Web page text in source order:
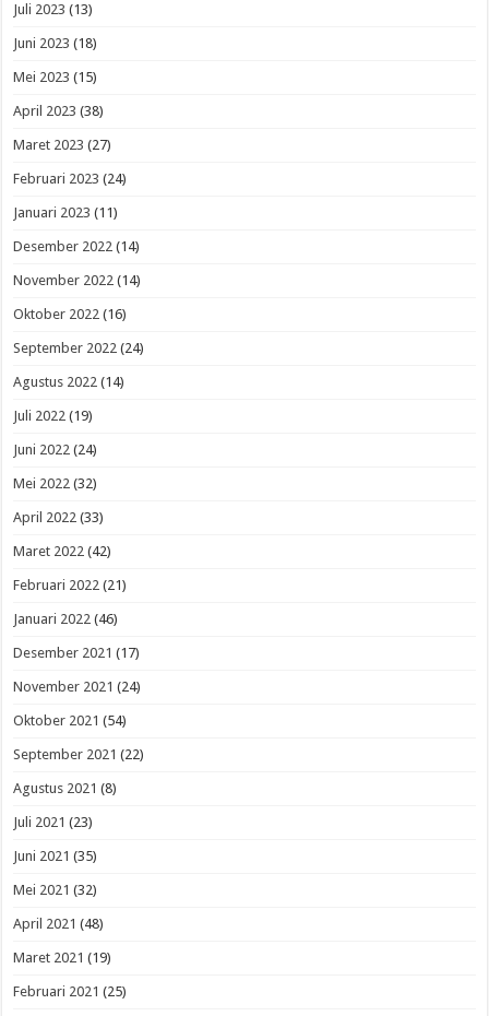
Juli 2023 (13)
Juni 2023 (18)
Mei 2023 (15)
April 2023 (38)
Maret 2023 (27)
Februari 2023 (24)
Januari 2023 (11)
Desember 2022 (14)
November 2022 (14)
Oktober 2022 (16)
September 2022 (24)
Agustus 2022 (14)
Juli 2022 (19)
Juni 2022 (24)
Mei 2022 (32)
April 2022 (33)
Maret 2022 (42)
Februari 2022 (21)
Januari 2022 (46)
Desember 2021 (17)
November 2021 (24)
Oktober 2021 (54)
September 2021 (22)
Agustus 2021 (8)
Juli 2021 (23)
Juni 2021 (35)
Mei 2021 (32)
April 2021 (48)
Maret 2021 (19)
Februari 2021 (25)